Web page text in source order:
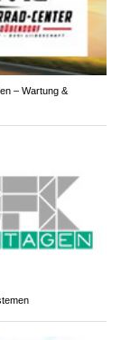
– Wartung &